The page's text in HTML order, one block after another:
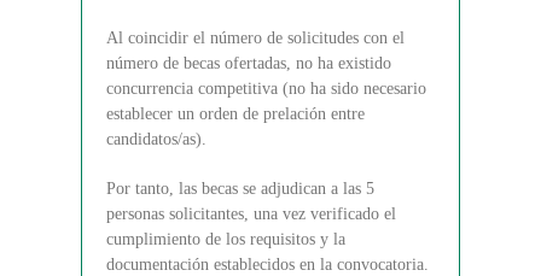
Al coincidir el número de solicitudes con el
número de becas ofertadas, no ha existido
concurrencia competitiva (no ha sido necesario
establecer un orden de prelación entre
candidatos/as).
Por tanto, las becas se adjudican a las 5
personas solicitantes, una vez verificado el
cumplimiento de los requisitos y la
documentación establecidos en la convocatoria.